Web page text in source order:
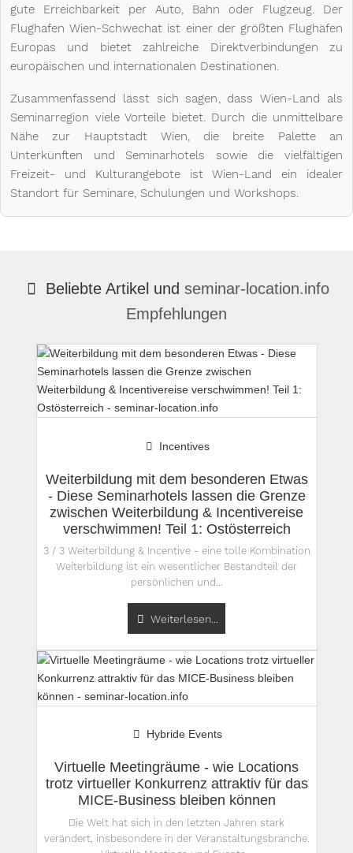
gute Erreichbarkeit per Auto, Bahn oder Flugzeug. Der
Flughafen Wien-Schwechat ist einer der größten Flughäfen
Europas und bietet zahlreiche Direktverbindungen zu
europäischen und internationalen Destinationen.
Zusammenfassend lässt sich sagen, dass Wien-Land als
Seminarregion viele Vorteile bietet. Durch die unmittelbare
Nähe zur Hauptstadt Wien, die breite Palette an
Unterkünften und Seminarhotels sowie die vielfältigen
Freizeit- und Kulturangebote ist Wien-Land ein idealer
Standort für Seminare, Schulungen und Workshops.
Beliebte Artikel undseminar-location.info
Empfehlungen
Weiterbildung mit dem besonderen Etwas
- Diese Seminarhotels lassen die Grenze
zwischen Weiterbildung & Incentivereise
verschwimmen! Teil 1: Ostösterreich
Incentives
3 / 3 Weiterbildung & Incentive - eine tolle Kombination
Weiterbildung ist ein wesentlicher Bestandteil der
persönlichen und...
Weiterlesen...
Virtuelle Meetingräume - wie Locations
trotz virtueller Konkurrenz attraktiv für das
MICE-Business bleiben können
Hybride Events
Die Welt hat sich in den letzten Jahren stark
verändert, insbesondere in der Veranstaltungsbranche.